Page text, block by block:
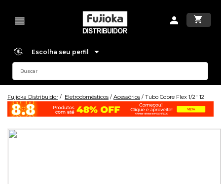
Escolha seu perfil
Fujioka Distribuidor Eletrodomésticos Acessórios Tubo Cobre Flex 1/2" 12